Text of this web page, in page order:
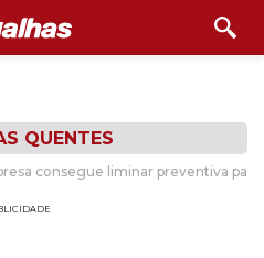
QUENTES
consegue liminar preventiva